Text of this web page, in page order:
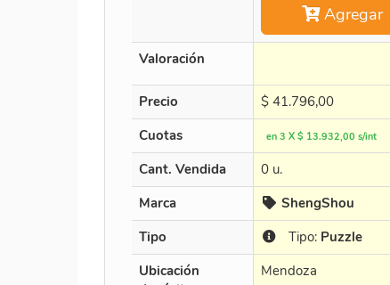
Agregar
Valoración
Precio $ 41.796,00
Cuotas
en 3 X $ 13.932,00 s/int
Cant. Vendida 0 u.
Marca ShengShou
Tipo
Tipo: Puzzle
Ubicación
Mendoza